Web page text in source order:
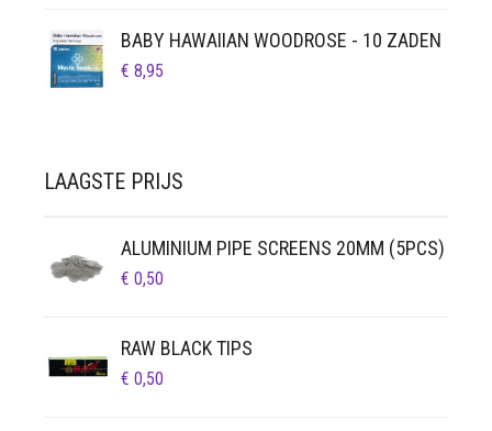
BABY HAWAIIAN WOODROSE - 10 ZADEN
€ 8,95
LAAGSTE PRIJS
ALUMINIUM PIPE SCREENS 20MM (5PCS)
€ 0,50
RAW BLACK TIPS
€ 0,50